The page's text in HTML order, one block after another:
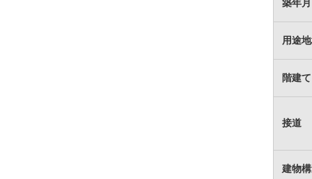
築年月
用途
階建て
接道
建物